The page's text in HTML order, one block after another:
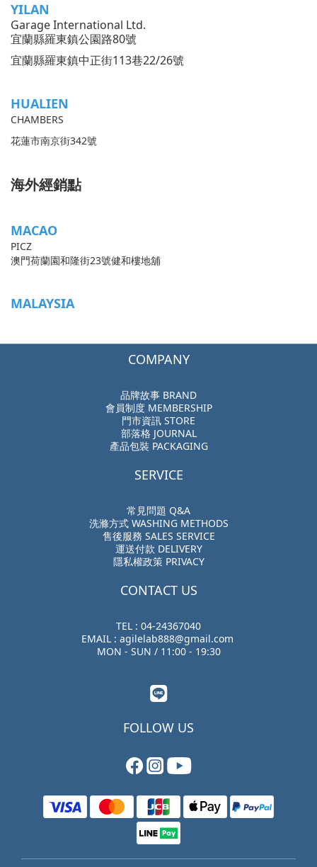
YILAN
Garage International Ltd.
宜蘭縣羅東鎮公園路80號
宜蘭縣羅東鎮中正街113巷22/26號
HUALIEN
CHAMBERS
花蓮市南京街342號
海外經銷點
MACAO
PICZ
澳門荷蘭園和隆街23號健和樓地舖
MALAYSIA
COMPANY
品牌故事 BRAND
會員制度 MEMBERSHIP
門市資訊 STORE
部落格 JOURNAL
產品包裝 PACKAGING
SERVICE
常見問題 Q&A
洗滌方式 WASHING METHODS
售後服務 SALES SERVICE
運送付款 DELIVERY
隱私權政策 PRIVACY
CONTACT US
TEL : 04-24367040
EMAIL : agilelab888@gmail.com
MON - SUN / 11:00 - 19:30
FOLLOW US